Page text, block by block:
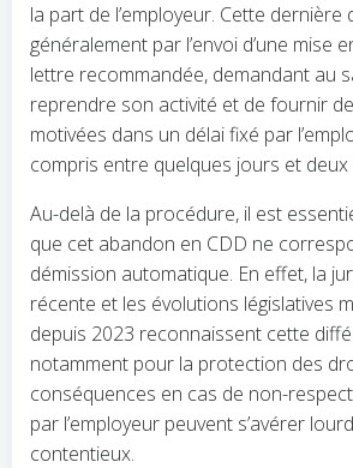
la part de l’employeur. Cette dernière
généralement par l’envoi d’une mise
lettre recommandée, demandant au
reprendre son activité et de fournir
motivées dans un délai fixé par
compris entre quelques jours et deux
Au-delà de la procédure, il est
que cet abandon en CDD ne
démission automatique. En effet, la
récente et les évolutions législatives
depuis 2023 reconnaissent cette
notamment pour la protection des
conséquences en cas de non-
par l’employeur peuvent s’avérer
contentieux.